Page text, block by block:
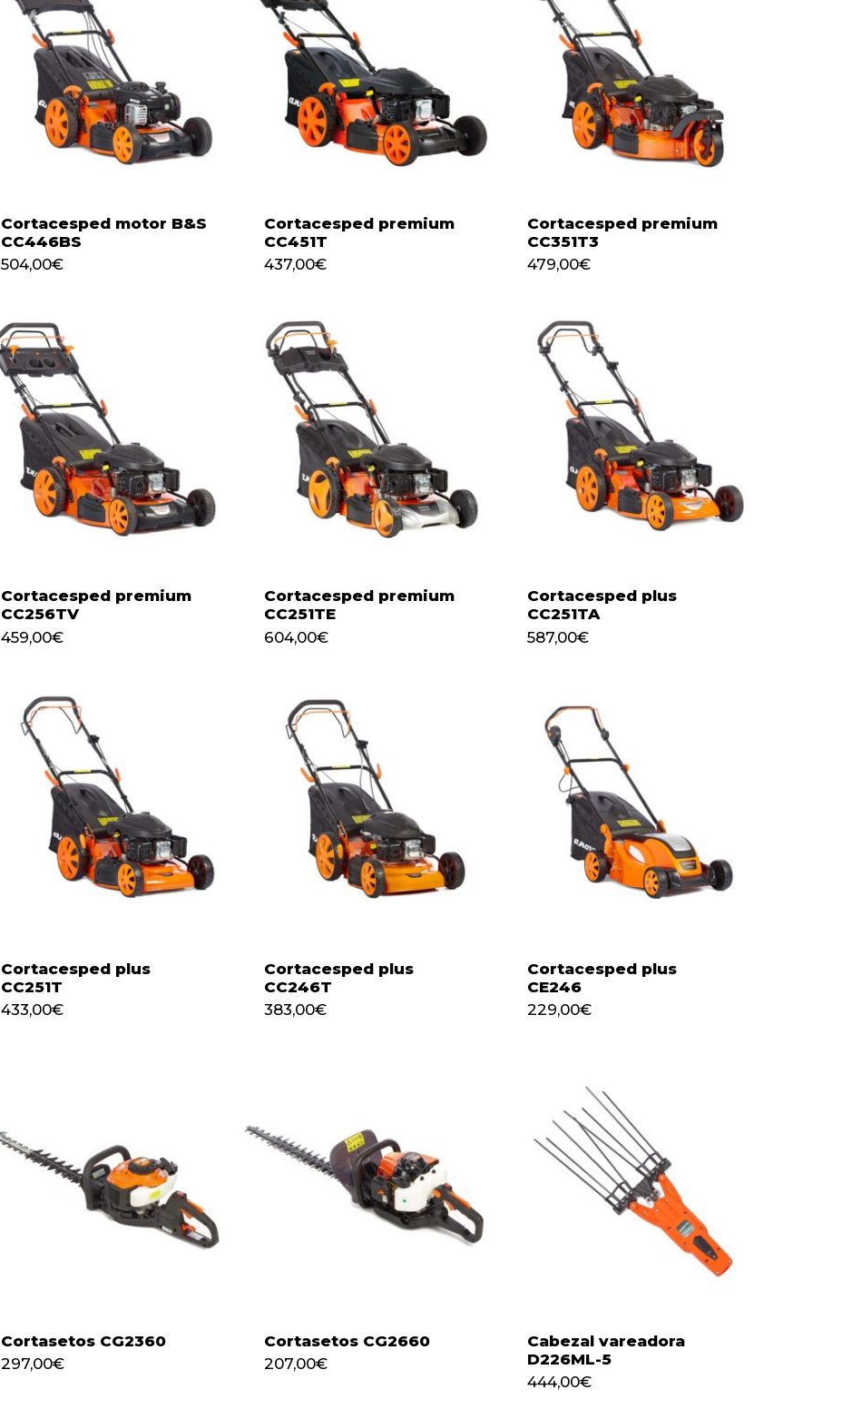
No hay productos en el carrito.
Cortacesped motor B&S
CC446BS
504,00€
504,00€
Cortacesped premium
CC451T
437,00€
Cortacesped premium
CC351T3
479,00€
Cortacesped premium
CC256TV
459,00€
Cortacesped premium
CC251TE
604,00€
Cortacesped plus
CC251TA
587,00€
Cortacesped plus
CC251T
433,00€
Cortacesped plus
CC246T
383,00€
Cortacesped plus
CE246
229,00€
Cortasetos CG2360
297,00€
Cortasetos CG2660
207,00€
Cabezal vareadora
D226ML-5
444,00€
444,00